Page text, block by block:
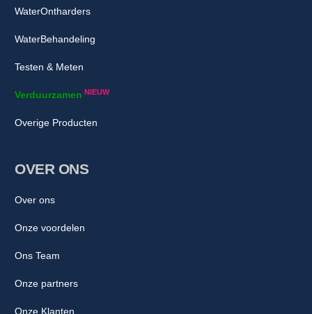
WaterOntharders
WaterBehandeling
Testen & Meten
Verduurzamen NIEUW
Overige Producten
OVER ONS
Over ons
Onze voordelen
Ons Team
Onze partners
Onze Klanten